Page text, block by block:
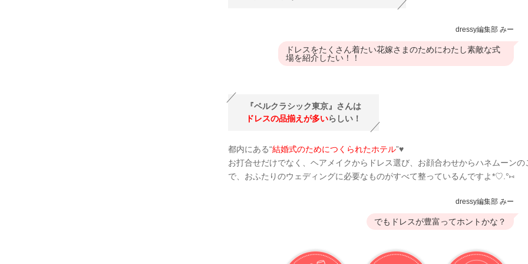
dressy編集部 みー
ドレスをたくさん着たい花嫁さまのためにわたし素敵な式
場を紹介したい！！
『ベルクラシック東京』さんは
ドレスの品揃えが多いらしい！
都内にある“結婚式のためにつくられたホテル”♥
お打合せだけでなく、ヘアメイクからドレス選び、お顔合わせからハネムーンの
で、おふたりのウェディングに必要なものがすべて整っているんですよ*♡ .°⑅
dressy編集部 みー
でもドレスが豊富ってホントかな？